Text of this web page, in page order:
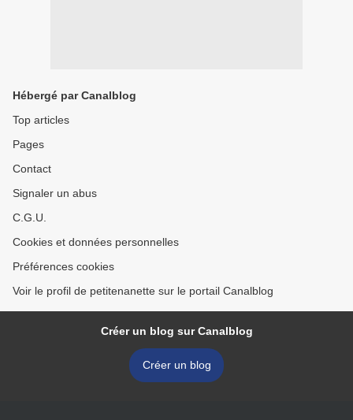
Hébergé par Canalblog
Top articles
Pages
Contact
Signaler un abus
C.G.U.
Cookies et données personnelles
Préférences cookies
Voir le profil de petitenanette sur le portail Canalblog
Créer un blog sur Canalblog
Créer un blog